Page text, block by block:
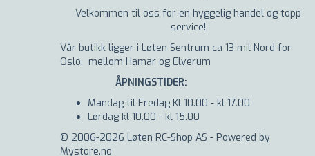
Velkommen til oss for en hyggelig handel og topp
service!
Vår butikk ligger i Løten Sentrum ca 13 mil Nord for
Oslo, mellom Hamar og Elverum
ÅPNINGSTIDER:
Mandag til Fredag Kl 10.00 - kl 17.00
Lørdag kl 10.00 - kl 15.00
© 2006-2026 Løten RC-Shop AS - Powered by
Mystore.no